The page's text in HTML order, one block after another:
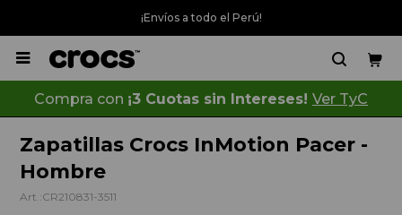
¡Envíos a todo el Perú!

Compra con ¡3 Cuotas sin Intereses! Ver TyC
Zapatillas Crocs InMotion Pacer -
Hombre
CR210831-3511